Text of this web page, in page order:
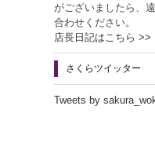
がございましたら、
合わせください。
店長日記はこちら >>
さくらツイッター
Tweets by